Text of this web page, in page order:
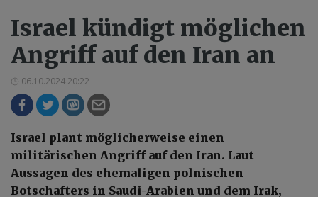
Israel kündigt möglichen
Angriff auf den Iran an
06.10.2024 20:22
Israel plant möglicherweise einen
militärischen Angriff auf den Iran. Laut
Aussagen des ehemaligen polnischen
Botschafters in Saudi-Arabien und dem Irak,